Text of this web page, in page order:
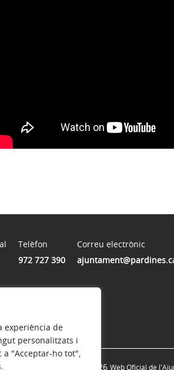
experiència de
personalitzats i
"Acceptar-ho tot",
Telèfon
972 727 390
Correu electrònic
hores
© 2026 Web Oficial de